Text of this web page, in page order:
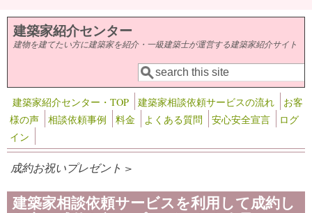
メインコンテンツに移動
建築家紹介センター
建物を建てたい方に建築家を紹介・一級建築士が運営する建築家紹介サイト
検索フォーム
検索
建築家紹介センター・TOP 建築家相談依頼サービスの流れ
お客
様の声
相談依頼事例 料金 よくある質問 安心安全宣言
ログ
イン
成約お祝いプレゼント >
建築家相談依頼サービスを利用して成約し